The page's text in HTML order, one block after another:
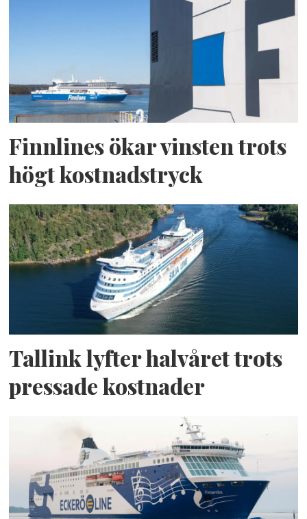
Finnlines ökar vinsten trots
högt kostnadstryck
Tallink lyfter halvåret trots
pressade kostnader